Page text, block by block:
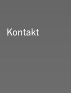
Kontakt